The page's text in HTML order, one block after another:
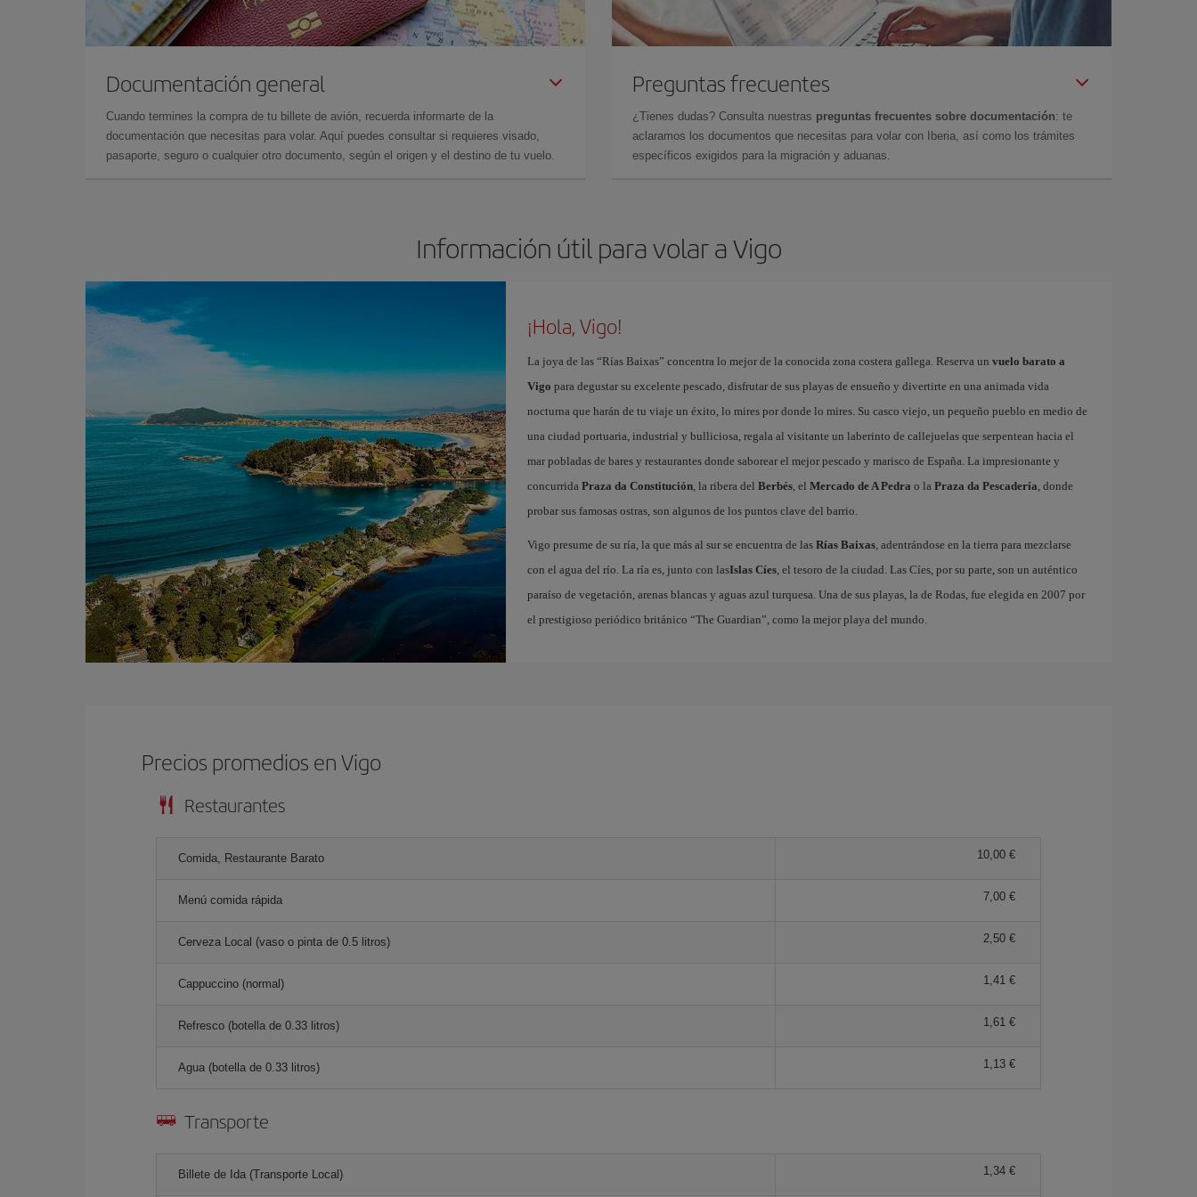
Documentación general
Cuando termines la compra de tu billete de avión, recuerda informarte de la
documentación que necesitas para volar. Aquí puedes consultar si requieres visado,
pasaporte, seguro o cualquier otro documento, según el origen y el destino de tu vuelo.
Preguntas frecuentes
¿Tienes dudas? Consulta nuestras preguntas frecuentes sobre documentación: te
aclaramos los documentos que necesitas para volar con Iberia, así como los trámites
específicos exigidos para la migración y aduanas.
Información útil para volar a Vigo
¡Hola, Vigo!
La joya de las “Rías Baixas” concentra lo mejor de la conocida zona costera gallega. Reserva un vuelo barato a
Vigo para degustar su excelente pescado, disfrutar de sus playas de ensueño y divertirte en una animada vida
nocturna que harán de tu viaje un éxito, lo mires por donde lo mires. Su casco viejo, un pequeño pueblo en medio de
una ciudad portuaria, industrial y bulliciosa, regala al visitante un laberinto de callejuelas que serpentean hacia el
mar pobladas de bares y restaurantes donde saborear el mejor pescado y marisco de España. La impresionante y
concurrida Praza da Constitución, la ribera del Berbés, el Mercado de A Pedra o la Praza da Pescadería, donde
probar sus famosas ostras, son algunos de los puntos clave del barrio.
Vigo presume de su ría, la que más al sur se encuentra de las Rías Baixas, adentrándose en la tierra para mezclarse
con el agua del río. La ría es, junto con lasIslas Cíes, el tesoro de la ciudad. Las Cíes, por su parte, son un auténtico
paraíso de vegetación, arenas blancas y aguas azul turquesa. Una de sus playas, la de Rodas, fue elegida en 2007 por
el prestigioso periódico británico “The Guardian”, como la mejor playa del mundo.
Precios promedios en Vigo
Restaurantes
Comida, Restaurante Barato 10,00 €
Menú comida rápida 7,00 €
Cerveza Local (vaso o pinta de 0.5 litros) 2,50 €
Cappuccino (normal) 1,41 €
Refresco (botella de 0.33 litros) 1,61 €
Agua (botella de 0.33 litros) 1,13 €
Transporte
Billete de Ida (Transporte Local) 1,34 €